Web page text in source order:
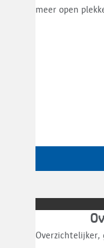
meer open
Overzichtelijker,